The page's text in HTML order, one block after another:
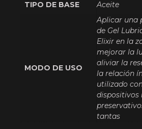
TIPO DE BASE Aceite
MODO DE USO
Aplicar una
de Gel
Elixir en la
mejorar la
aliviar la
la relación
utilizado
dispositivos
tantas